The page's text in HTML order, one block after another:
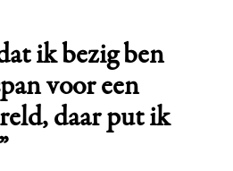
ik bezig ben
voor een
daar put ik